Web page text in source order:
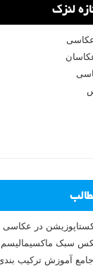
لنزک
در عکاسی
جامع آموزش ترکیب